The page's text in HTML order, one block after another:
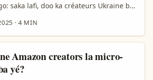
saka lafi, doo ka créateurs Ukraine bé
yelgao: qui sont-ils? Kou yâsré? Kombi
TikTok be yamb-la som tond yâa
Don laafi: zanga yamb tâaba nyèg-
sûrs, paiement international, et
·4 MIN
Amazon creators la micro-
yé?